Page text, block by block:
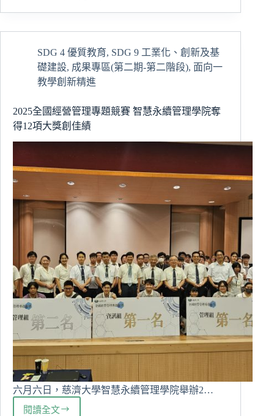
講
如
何
海
天
空
安
學
國
學
習
SDG 4 優質教育, SDG 9 工業化、創新及基
礎建設, 成果專區(第二期-第二階段), 面向一
教學創新精進
2025全國經營管理專題競賽 智慧永續管理學院奪
得12項大獎創佳績
六月六日，慈濟大學智慧永續管理學院舉辦2…
閱讀全文
2025